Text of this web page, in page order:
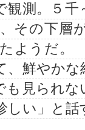
観測。５
その下層
ようだ
、鮮やか
も見られ
しい」と話